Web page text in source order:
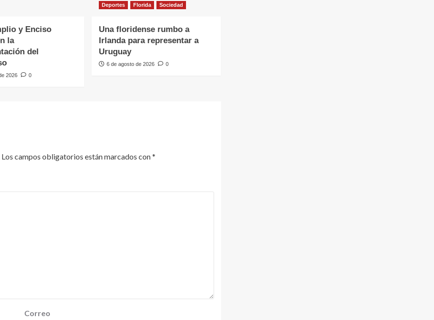
y Enciso
la
del
2026 0
Deportes Florida Sociedad
Una floridense rumbo a
Irlanda para representar a
Uruguay
6 de agosto de 2026 0
Los campos obligatorios están marcados con*
Correo